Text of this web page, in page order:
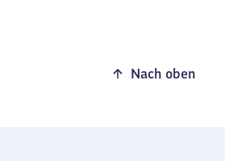
Nach oben